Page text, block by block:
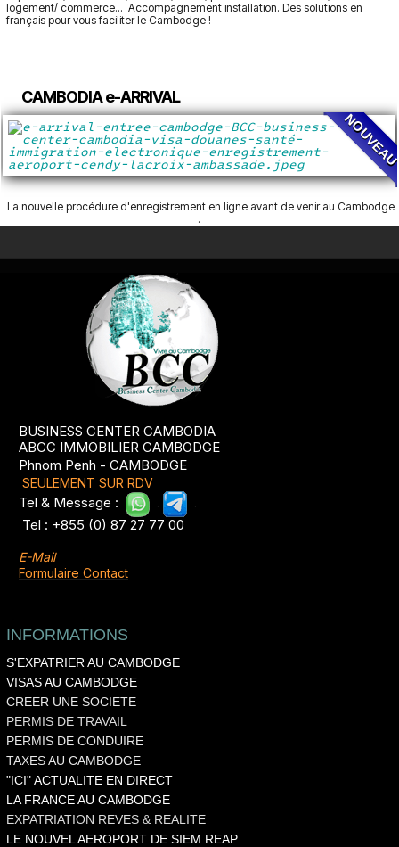
logement/ commerce... Accompagnement installation. Des solutions en
français pour vous faciliter le Cambodge !
CAMBODIA e-ARRIVAL
La nouvelle procédure d'enregistrement en ligne avant de venir au Cambodge
.
BUSINESS CENTER CAMBODIA
ABCC IMMOBILIER CAMBODGE
Phnom Penh - CAMBODGE
SEULEMENT SUR RDV
Tel & Message :
Tel : +855 (0) 87 27 77 00
E-Mail
Formulaire Contact
INFORMATIONS
S'EXPATRIER AU CAMBODGE
VISAS AU CAMBODGE
CREER UNE SOCIETE
PERMIS DE TRAVAIL
PERMIS DE CONDUIRE
TAXES AU CAMBODGE
"ICI" ACTUALITE EN DIRECT
LA FRANCE AU CAMBODGE
EXPATRIATION REVES & REALITE
LE NOUVEL AEROPORT DE SIEM REAP